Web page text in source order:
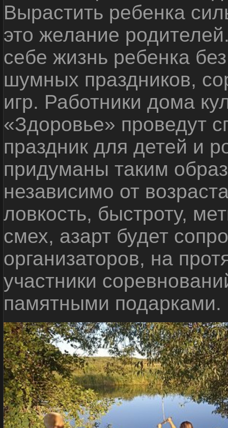
Вырастить ребенка
это желание
себе жизнь ребенка
шумных праздников,
игр. Работники дома
«Здоровье» проведут
праздник для детей и
придуманы таким
независимо от
ловкость, быстроту,
смех, азарт будет
организаторов, на
участники
памятными подарками.